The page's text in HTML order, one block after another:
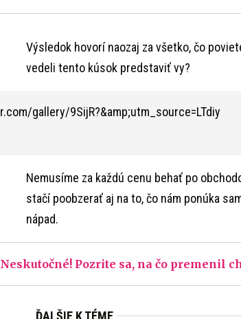
Výsledok hovorí naozaj za všetko, čo
vedeli tento kúsok predstaviť vy?
Nemusíme za každú cenu behať po
stačí poobzerať aj na to, čo nám ponúka
nápad.
Neskutočné! Pozrite sa, na čo premenil
ĎALŠIE K TÉME